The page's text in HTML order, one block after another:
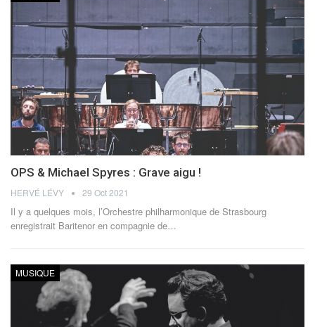
OPS & Michael Spyres : Grave aigu !
HERVÉ LÉVY 29 Oct 2021
Il y a quelques mois, l’Orchestre philharmonique de Strasbourg
enregistrait Baritenor en compagnie de…
MUSIQUE